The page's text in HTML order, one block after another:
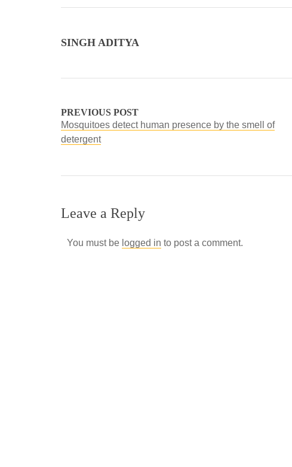
SINGH ADITYA
PREVIOUS POST
Mosquitoes detect human presence by the smell of
detergent
Leave a Reply
You must be logged in to post a comment.